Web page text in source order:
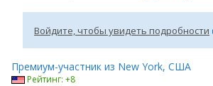
Войдите, чтобы увидеть подробности
Премиум-участник из New York, США
Рейтинг: +8